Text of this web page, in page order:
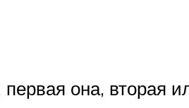
она, вторая